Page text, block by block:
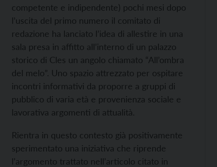
competente e indipendente) pochi mesi dopo
l’uscita del primo numero il comitato di
redazione ha lanciato l’idea di allestire in una
sala presa in affitto all’interno di un palazzo
storico di Cles un angolo chiamato “All’ombra
del melo”. Uno spazio attrezzato per ospitare
incontri informativi da proporre a gruppi di
pubblico di varia età e provenienza sociale e
lavorativa argomenti di attualità.
Rientra in questo contesto già positivamente
sperimentato una iniziativa che riprende
l’argomento trattato nell’articolo citato in